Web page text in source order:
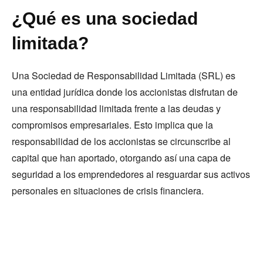
¿Qué es una sociedad
limitada?
Una Sociedad de Responsabilidad Limitada (SRL) es
una entidad jurídica donde los accionistas disfrutan de
una responsabilidad limitada frente a las deudas y
compromisos empresariales. Esto implica que la
responsabilidad de los accionistas se circunscribe al
capital que han aportado, otorgando así una capa de
seguridad a los emprendedores al resguardar sus activos
personales en situaciones de crisis financiera.